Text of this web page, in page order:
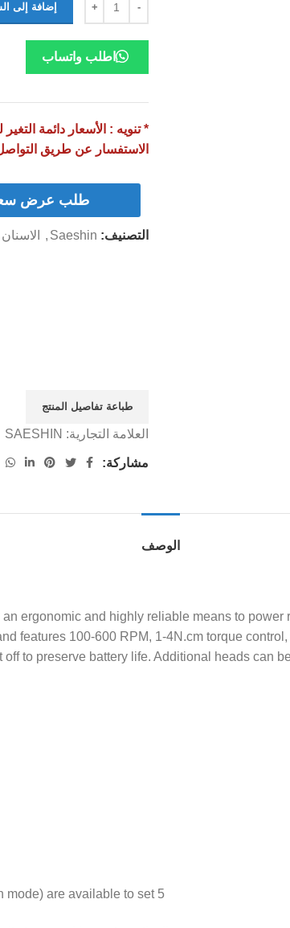
إضافة إلى
اطلب واتساب
* تنويه : الأسعار دائمة
الاستفسار عن طريق
طلب عرض
التصنيف: Saeshin
, الاسنان
طباعة تفاصيل المنتج
العلامة التجارية: SAESHIN
مشاركة:
الوصف
ergonomic and highly reliable means to
features 100-600 RPM, 1-4N.cm torque
to preserve battery life. Additional heads can
5 memory programs of (Gear ratio, Torque, RPM, Direction mode) are available to set.